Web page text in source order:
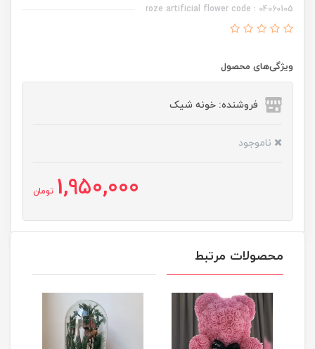
roze artificial flower code : 04060105
ویژگی‌های محصول
فروشنده: خونه شیک
ناموجود
1,950,000 تومان
محصولات مرتبط